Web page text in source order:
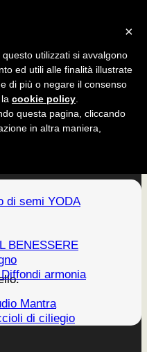
di semi YODA
BENESSERE
armonia
Mantra
di ciliegio
×
utilizzati si avvalgono
ed utili alle finalità illustrate
di più o negare il consenso
cookie policy
questa pagina, cliccando
in altra maniera,